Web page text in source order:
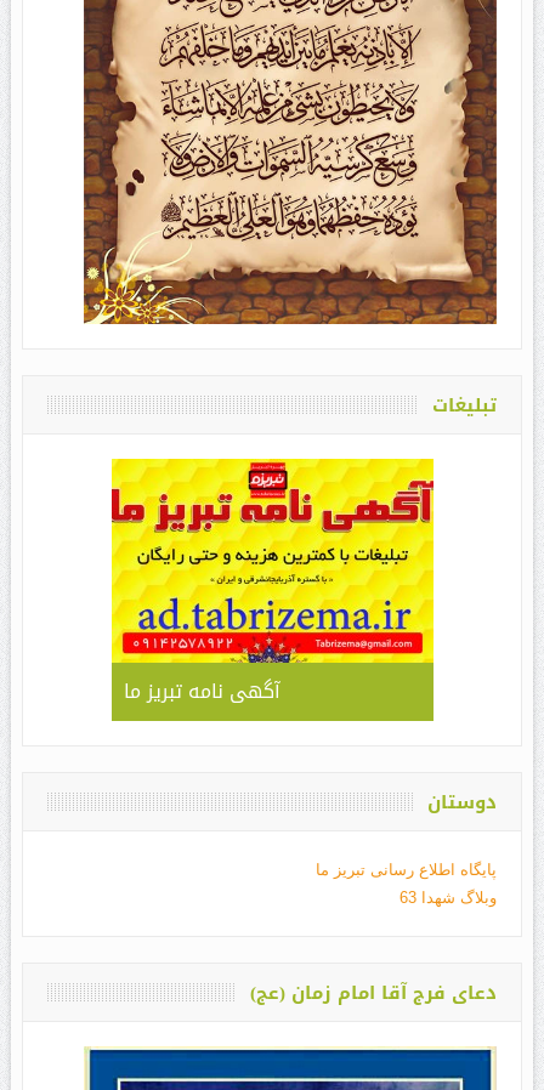
تبلیغات
آگهی نامه تبریز ما
دوستان
پایگاه اطلاع رسانی تبریز ما
وبلاگ شهدا 63
دعای فرج آقا امام زمان (عج)